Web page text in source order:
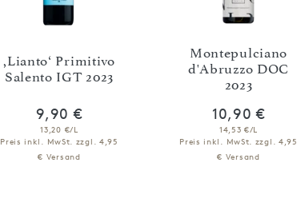
,Lianto‘ Primitivo
Salento IGT 2023
9,90 €
13,20 €/L
Preis inkl. MwSt. zzgl. 4,95
€ Versand
Montepulciano
d'Abruzzo DOC
2023
10,90 €
14,53 €/L
Preis inkl. MwSt. zzgl. 4,95
€ Versand